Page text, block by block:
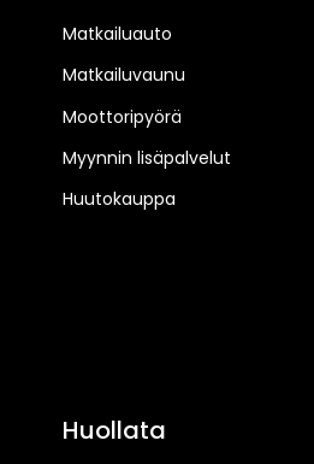
Matkailuauto
Matkailuvaunu
Moottoripyörä
Myynnin lisäpalvelut
Huutokauppa
Huollata